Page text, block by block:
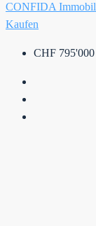
CONFIDA
Kaufen
CHF 795'000